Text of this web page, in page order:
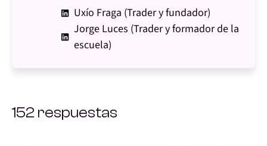
Uxío Fraga (Trader y fundador)
Jorge Luces (Trader y formador de la
escuela)
152 respuestas